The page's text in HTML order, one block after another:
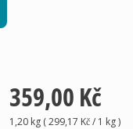
359,00 Kč
1,20 kg(299,17 Kč/ 1 kg)